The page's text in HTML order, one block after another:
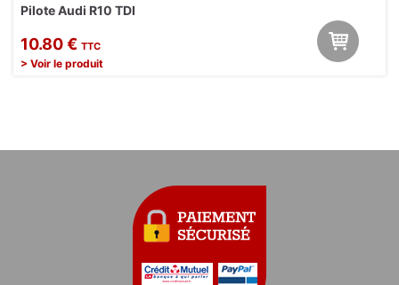
Pilote Audi R10 TDI
10.80 € TTC
> Voir le produit